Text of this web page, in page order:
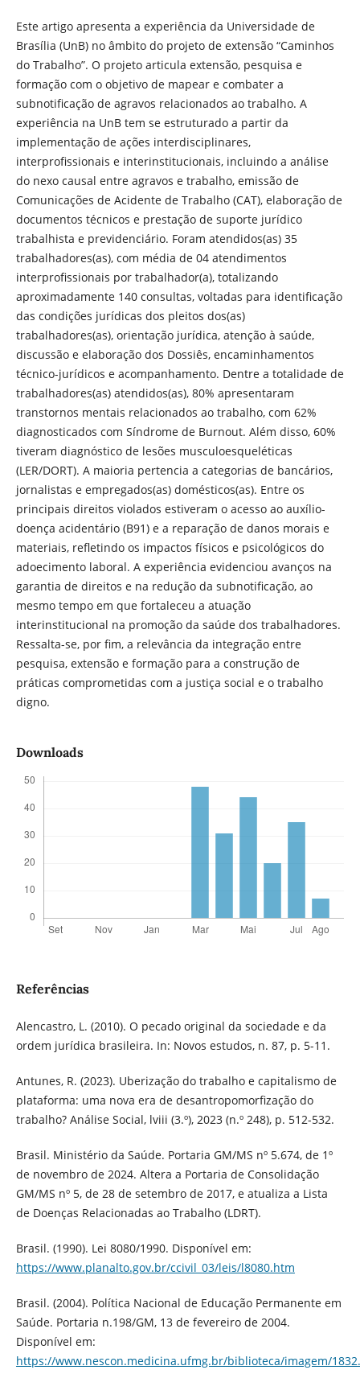
Este artigo apresenta a experiência da Universidade de
Brasília (UnB) no âmbito do projeto de extensão “Caminhos
do Trabalho”. O projeto articula extensão, pesquisa e
formação com o objetivo de mapear e combater a
subnotificação de agravos relacionados ao trabalho. A
experiência na UnB tem se estruturado a partir da
implementação de ações interdisciplinares,
interprofissionais e interinstitucionais, incluindo a análise
do nexo causal entre agravos e trabalho, emissão de
Comunicações de Acidente de Trabalho (CAT), elaboração de
documentos técnicos e prestação de suporte jurídico
trabalhista e previdenciário. Foram atendidos(as) 35
trabalhadores(as), com média de 04 atendimentos
interprofissionais por trabalhador(a), totalizando
aproximadamente 140 consultas, voltadas para identificação
das condições jurídicas dos pleitos dos(as)
trabalhadores(as), orientação jurídica, atenção à saúde,
discussão e elaboração dos Dossiês, encaminhamentos
técnico-jurídicos e acompanhamento. Dentre a totalidade de
trabalhadores(as) atendidos(as), 80% apresentaram
transtornos mentais relacionados ao trabalho, com 62%
diagnosticados com Síndrome de Burnout. Além disso, 60%
tiveram diagnóstico de lesões musculoesqueléticas
(LER/DORT). A maioria pertencia a categorias de bancários,
jornalistas e empregados(as) domésticos(as). Entre os
principais direitos violados estiveram o acesso ao auxílio-
doença acidentário (B91) e a reparação de danos morais e
materiais, refletindo os impactos físicos e psicológicos do
adoecimento laboral. A experiência evidenciou avanços na
garantia de direitos e na redução da subnotificação, ao
mesmo tempo em que fortaleceu a atuação
interinstitucional na promoção da saúde dos trabalhadores.
Ressalta-se, por fim, a relevância da integração entre
pesquisa, extensão e formação para a construção de
práticas comprometidas com a justiça social e o trabalho
digno.
Downloads
Referências
Alencastro, L. (2010). O pecado original da sociedade e da
ordem jurídica brasileira. In: Novos estudos, n. 87, p. 5-11.
Antunes, R. (2023). Uberização do trabalho e capitalismo de
plataforma: uma nova era de desantropomorfização do
trabalho? Análise Social, lviii (3.º), 2023 (n.º 248), p. 512-532.
Brasil. Ministério da Saúde. Portaria GM/MS nº 5.674, de 1º
de novembro de 2024. Altera a Portaria de Consolidação
GM/MS nº 5, de 28 de setembro de 2017, e atualiza a Lista
de Doenças Relacionadas ao Trabalho (LDRT).
Brasil. (1990). Lei 8080/1990. Disponível em:
https://www.planalto.gov.br/ccivil_03/leis/l8080.htm
Brasil. (2004). Política Nacional de Educação Permanente em
Saúde. Portaria n.198/GM, 13 de fevereiro de 2004.
Disponível em:
https://www.nescon.medicina.ufmg.br/biblioteca/imagem/